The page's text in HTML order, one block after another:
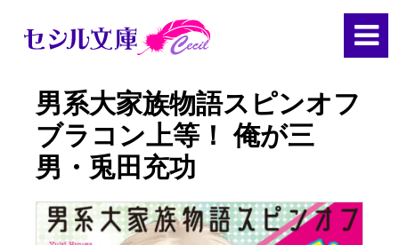
男系大家族物語スピンオフ
ブラコン上等！ 俺が三
男・兎田充功